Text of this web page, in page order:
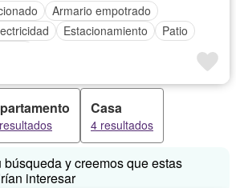
Armario empotrado
Estacionamiento
Patio
Casa
4 resultados
y creemos que estas
interesar